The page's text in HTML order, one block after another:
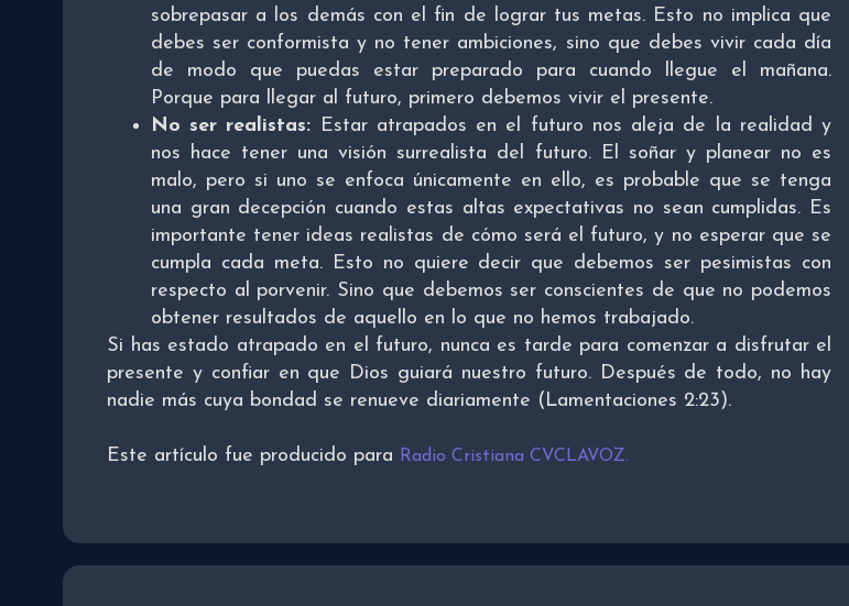
sobrepasar a los demás con el fin de lograr tus metas. Esto no implica que
debes ser conformista y no tener ambiciones, sino que debes vivir cada día
de modo que puedas estar preparado para cuando llegue el mañana.
Porque para llegar al futuro, primero debemos vivir el presente.
No ser realistas:
Estar atrapados en el futuro nos aleja de la realidad y
nos hace tener una visión surrealista del futuro. El soñar y planear no es
malo, pero si uno se enfoca únicamente en ello, es probable que se tenga
una gran decepción cuando estas altas expectativas no sean cumplidas. Es
importante tener ideas realistas de cómo será el futuro, y no esperar que se
cumpla cada meta. Esto no quiere decir que debemos ser pesimistas con
respecto al porvenir. Sino que debemos ser conscientes de que no podemos
obtener resultados de aquello en lo que no hemos trabajado.
Si has estado atrapado en el futuro, nunca es tarde para comenzar a disfrutar el
presente y confiar en que Dios guiará nuestro futuro. Después de todo, no hay
nadie más cuya bondad se renueve diariamente (Lamentaciones 2:23).
Este artículo fue producido para Radio Cristiana CVCLAVOZ.